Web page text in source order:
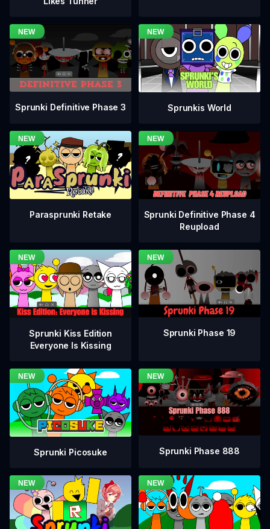
Sprunki Definitive Phase 3 Sprunkis World
Parasprunki Retake
Sprunki Definitive Phase 4
Reupload
Sprunki Kiss Edition
Everyone Is Kissing
Sprunki Phase 19
Sprunki Picosuke Sprunki Phase 888